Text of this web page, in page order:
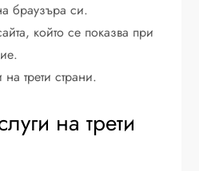
браузъра си.
който се показва при
трети страни.
на трети